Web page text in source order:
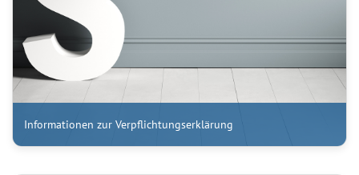
Informationen zur Verpflichtungserklärung